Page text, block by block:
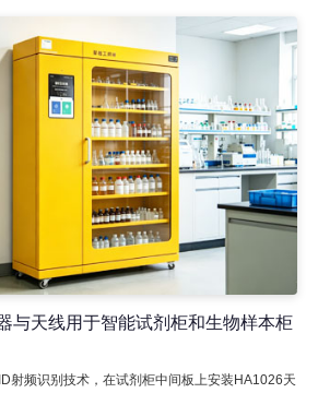
与天线用于智能试剂柜和生物样本柜
射频识别技术，在试剂柜中间板上安装HA1026天